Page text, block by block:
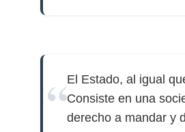
El Estado, al igual
Consiste en una
derecho a mandar y